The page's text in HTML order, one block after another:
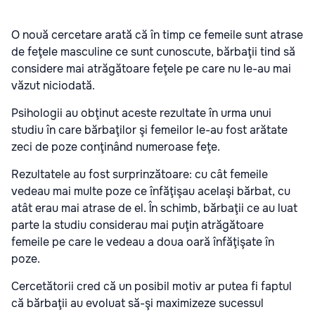
O nouă cercetare arată că în timp ce femeile sunt atrase
de feţele masculine ce sunt cunoscute, bărbaţii tind să
considere mai atrăgătoare feţele pe care nu le-au mai
văzut niciodată.
Psihologii au obţinut aceste rezultate în urma unui
studiu în care bărbaţilor şi femeilor le-au fost arătate
zeci de poze conţinând numeroase feţe.
Rezultatele au fost surprinzătoare: cu cât femeile
vedeau mai multe poze ce înfăţişau acelaşi bărbat, cu
atât erau mai atrase de el. În schimb, bărbaţii ce au luat
parte la studiu considerau mai puţin atrăgătoare
femeile pe care le vedeau a doua oară înfăţişate în
poze.
Cercetătorii cred că un posibil motiv ar putea fi faptul
că bărbaţii au evoluat să-şi maximizeze sucessul